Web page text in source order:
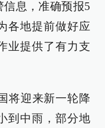
信息，准确预报5
各地提前做好应
业提供了有力支
将迎来新一轮降
到中雨，部分地